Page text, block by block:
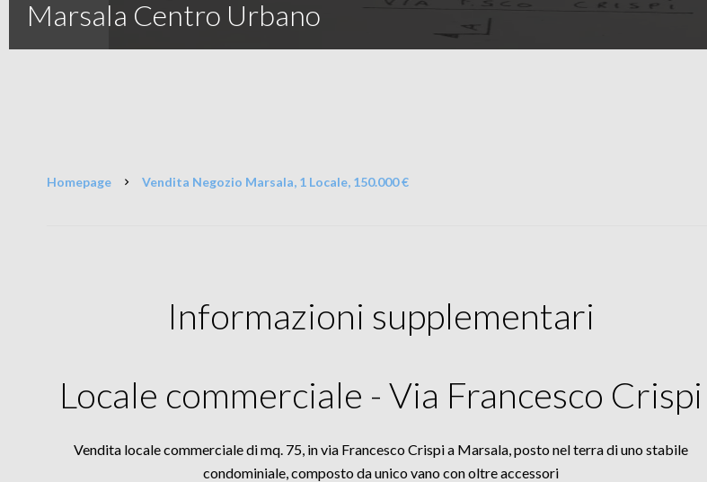
Marsala Centro Urbano
Homepage Vendita Negozio Marsala, 1 Locale, 150.000 €
Informazioni supplementari
Locale commerciale - Via Francesco Crispi
Vendita locale commerciale di mq. 75, in via Francesco Crispi a Marsala, posto nel terra di uno stabile
condominiale, composto da unico vano con oltre accessori